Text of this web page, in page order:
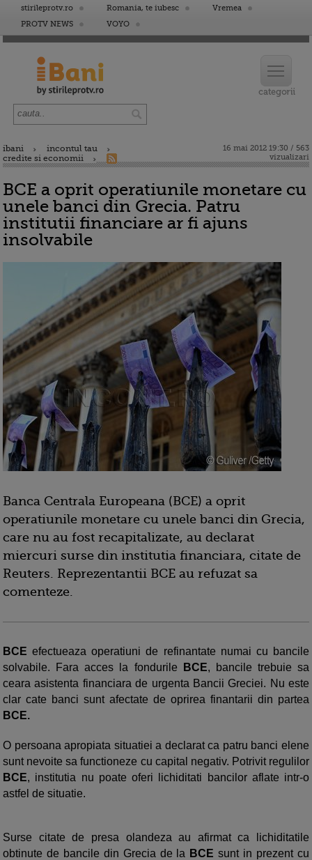
stirileprotv.ro Romania, te iubesc
Vremea
PROTV NEWS
VOYO
ibani
incontul tau
credite si economii
16 mai 2012 19:30 / 563
vizualizari
BCE a oprit operatiunile monetare cu
unele banci din Grecia. Patru
institutii financiare ar fi ajuns
insolvabile
Banca Centrala Europeana (BCE) a oprit
operatiunile monetare cu unele banci din Grecia,
care nu au fost recapitalizate, au declarat
miercuri surse din institutia financiara, citate de
Reuters. Reprezentantii BCE au refuzat sa
comenteze.
BCEefectueaza operatiuni de refinantate numai cu bancile
solvabile. Fara acces la fondurile
BCE, bancile trebuie sa
ceara asistenta financiara de urgenta Bancii Greciei. Nu este
clar cate banci sunt afectate de oprirea finantarii din partea
BCE.
O persoana apropiata situatiei a declarat ca patru banci elene
sunt nevoite sa functioneze cu capital negativ. Potrivit regulilor
BCE, institutia nu poate oferi lichiditati bancilor aflate intr-o
astfel de situatie.
Surse citate de presa olandeza au afirmat ca lichiditatile
obtinute de bancile din Grecia de la BCE sunt in prezent cu